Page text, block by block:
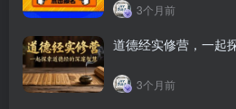
3个月前
道德经实修营，一起
3个月前